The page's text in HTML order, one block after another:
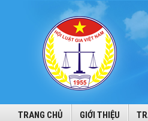
TRANG CHỦ GIỚI THIỆU